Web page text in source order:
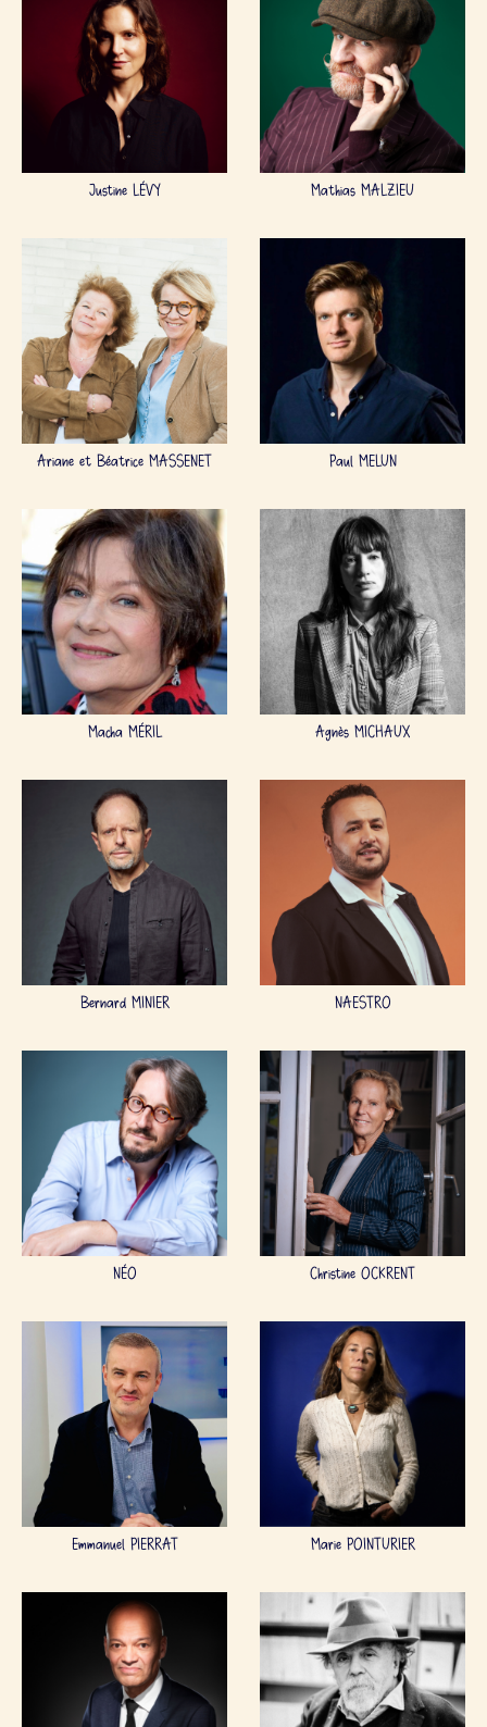
Justine LÉVY Mathias MALZIEU
Ariane et Béatrice MASSENET Paul MELUN
Macha MÉRIL Agnès MICHAUX
Bernard MINIER NAESTRO
NÉO Christine OCKRENT
Emmanuel PIERRAT Marie POINTURIER